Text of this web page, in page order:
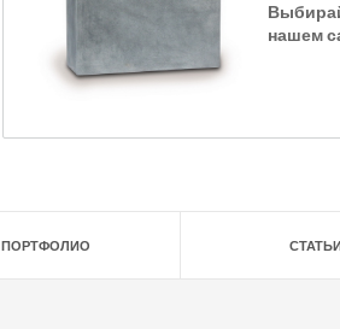
нашем
ПОРТФОЛИО